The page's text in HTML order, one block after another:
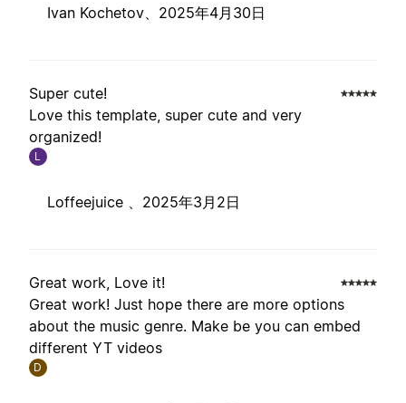
Ivan Kochetov、 2025年4月30日
Super cute!
Love this template, super cute and very
organized!
L
Loffeejuice 、 2025年3月2日
Great work, Love it!
Great work! Just hope there are more options
about the music genre. Make be you can embed
different YT videos
D